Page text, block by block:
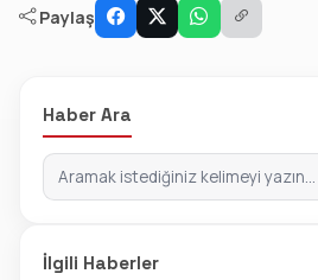
Paylaş
Haber Ara
İlgili Haberler